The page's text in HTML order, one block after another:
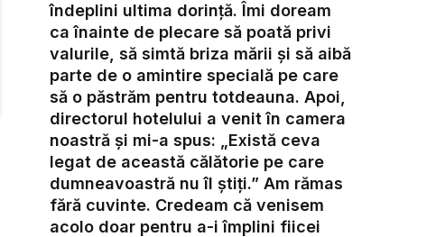
îndeplini ultima dorință. Îmi doream
ca înainte de plecare să poată privi
valurile, să simtă briza mării și să aibă
parte de o amintire specială pe care
să o păstrăm pentru totdeauna. Apoi,
directorul hotelului a venit în camera
noastră și mi-a spus: „Există ceva
legat de această călătorie pe care
dumneavoastră nu îl știți.” Am rămas
fără cuvinte. Credeam că venisem
acolo doar pentru a-i împlini fiicei